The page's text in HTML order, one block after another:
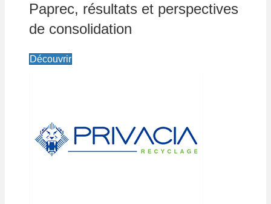
Paprec, résultats et perspectives
de consolidation
Découvrir